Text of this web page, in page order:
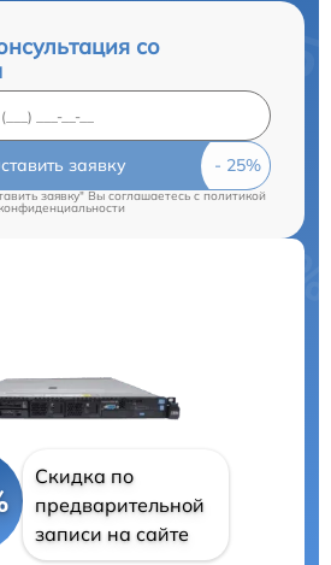
со
заявку
заявку" Вы соглашаетесь c политикой
Скидка по
предварительной
записи на сайте